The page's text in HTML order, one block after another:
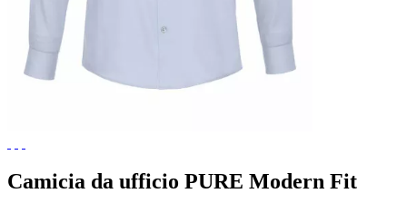
Camicia da ufficio PURE Modern Fit